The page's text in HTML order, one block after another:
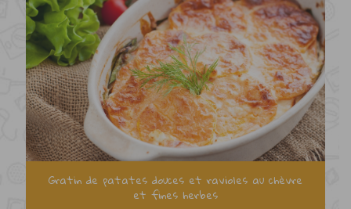
Gratin de patates douces et ravioles au chèvre
et fines herbes